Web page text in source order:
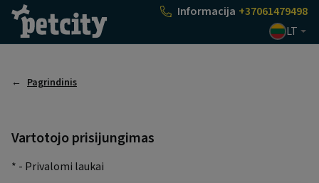
PasirinktiInformacija +37061479498
LT
Pagrindinis
Vartotojo prisijungimas
* - Privalomi laukai